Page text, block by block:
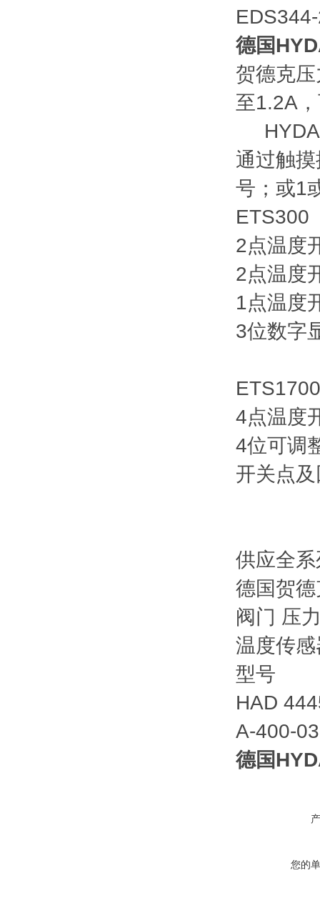
德国
贺德克
至1.2A
通过触
号；或1
ETS300
2点温度
2点温度
1点温度
3位数
ETS1700
4点温度
4位可调
开关点
供应全
德国贺
阀门 压
温度传
型号
HAD
A-400-
德国
您的